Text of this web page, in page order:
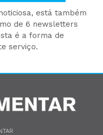
está também
de 6 newsletters
é a forma de
serviço.